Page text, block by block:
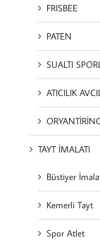
FRISBEE
PATEN
SUALTI
ATICILIK
TAYT İMALATI
Büstiyer
Kemerli Tayt
Spor Atlet